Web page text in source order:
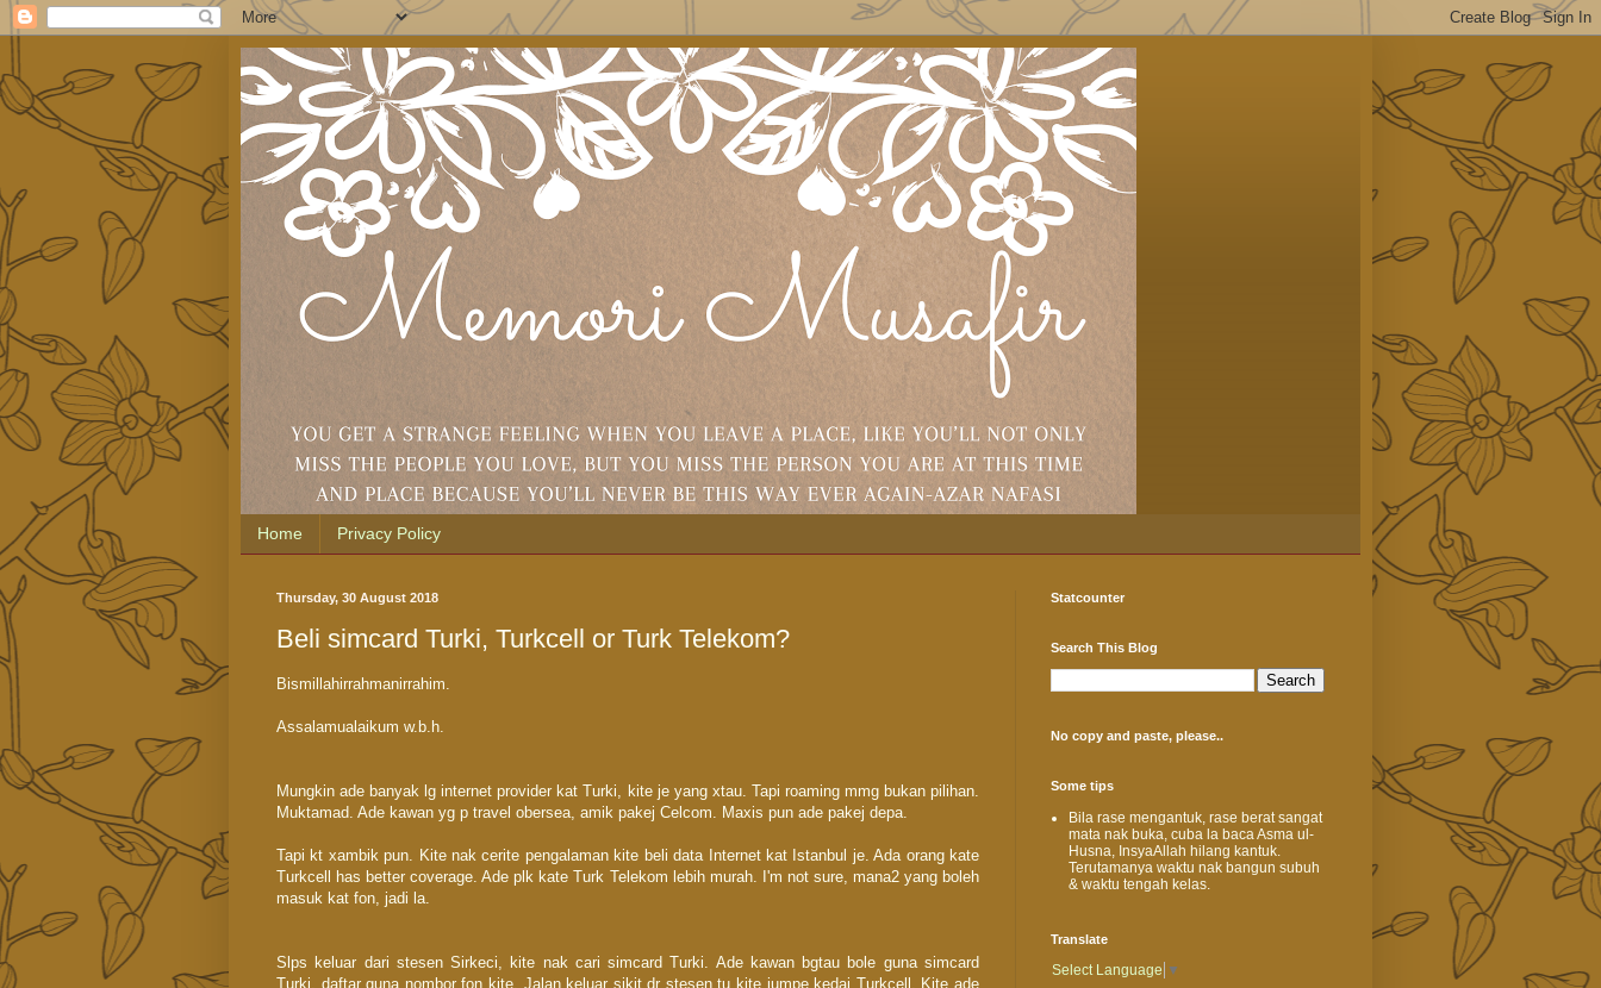
Home Privacy Policy
Thursday, 30 August 2018
Beli simcard Turki, Turkcell or Turk Telekom?
Bismillahirrahmanirrahim.
Assalamualaikum w.b.h.
Mungkin ade banyak lg internet provider kat Turki, kite je yang xtau. Tapi roaming mmg bukan pilihan.
Muktamad. Ade kawan yg p travel obersea, amik pakej Celcom. Maxis pun ade pakej depa.
Tapi kt xambik pun. Kite nak cerite pengalaman kite beli data Internet kat Istanbul je. Ada orang kate
Turkcell has better coverage. Ade plk kate Turk Telekom lebih murah. I'm not sure, mana2 yang boleh
masuk kat fon, jadi la.
Slps keluar dari stesen Sirkeci, kite nak cari simcard Turki. Ade kawan bgtau bole guna simcard
Turki, daftar guna nombor fon kite. Jalan keluar sikit dr stesen tu kite jumpe kedai Turkcell. Kite ade
Statcounter
Search This Blog
No copy and paste, please..
Some tips
Bila rase mengantuk, rase berat sangat
mata nak buka, cuba la baca Asma ul-
Husna, InsyaAllah hilang kantuk.
Terutamanya waktu nak bangun subuh
& waktu tengah kelas.
Translate
Select Language ▼